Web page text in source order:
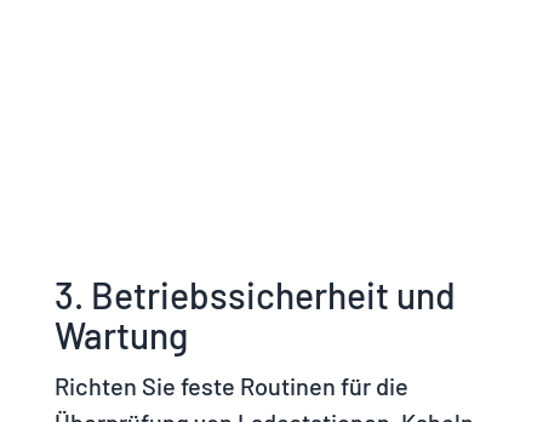
3. Betriebssicherheit und
Wartung
Richten Sie feste Routinen für die